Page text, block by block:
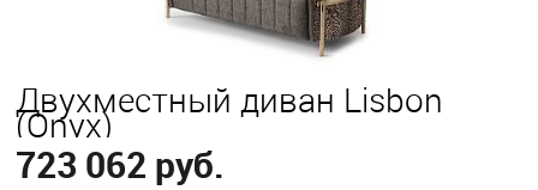
Двухместный диван Lisbon
(Onyx)
723 062 руб.